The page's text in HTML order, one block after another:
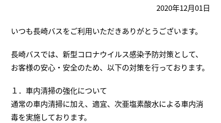
2020年12月01日
いつも長崎バスをご利用いただきありがとうございます。
長崎バスでは、新型コロナウイルス感染予防対策として、
お客様の安心・安全のため、以下の対策を行っております。
１．車内清掃の強化について
通常の車内清掃に加え、適宜、次亜塩素酸水による車内消
毒を実施しております。